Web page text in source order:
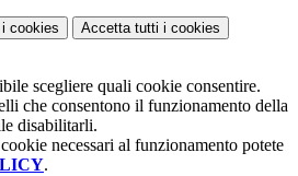
i cookies Accetta tutti i cookies
scegliere quali cookie consentire.
che consentono il funzionamento della
disabilitarli.
necessari al funzionamento potete
.